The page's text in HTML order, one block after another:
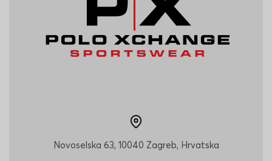
Novoselska 63, 10040 Zagreb, Hrvatska